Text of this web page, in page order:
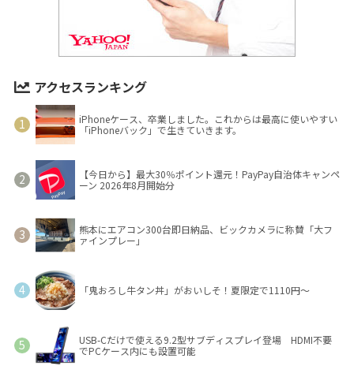
アクセスランキング
iPhoneケース、卒業しました。これからは最高に使いやすい
「iPhoneバック」で生きていきます。
【今日から】最大30％ポイント還元！PayPay自治体キャンペ
ーン 2026年8月開始分
熊本にエアコン300台即日納品、ビックカメラに称賛「大フ
ァインプレー」
「鬼おろし牛タン丼」がおいしそ！夏限定で1110円～
USB-Cだけで使える9.2型サブディスプレイ登場 HDMI不要
でPCケース内にも設置可能